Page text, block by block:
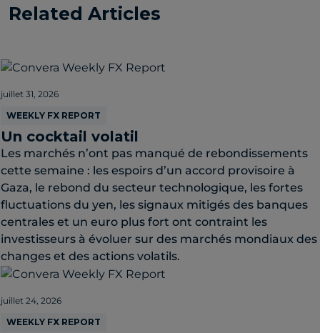
Related Articles
juillet 31, 2026
WEEKLY FX REPORT
Un cocktail volatil
Les marchés n’ont pas manqué de rebondissements
cette semaine : les espoirs d’un accord provisoire à
Gaza, le rebond du secteur technologique, les fortes
fluctuations du yen, les signaux mitigés des banques
centrales et un euro plus fort ont contraint les
investisseurs à évoluer sur des marchés mondiaux des
changes et des actions volatils.
juillet 24, 2026
WEEKLY FX REPORT